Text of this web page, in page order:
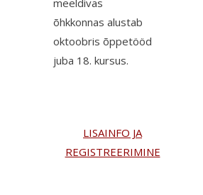
meeldivas
õhkkonnas alustab
oktoobris õppetööd
juba 18. kursus.
LISAINFO JA
REGISTREERIMINE